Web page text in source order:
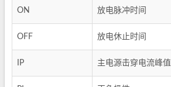
ON 放电脉冲时间
OFF 放电休止时间
IP 主电源击穿电流峰值